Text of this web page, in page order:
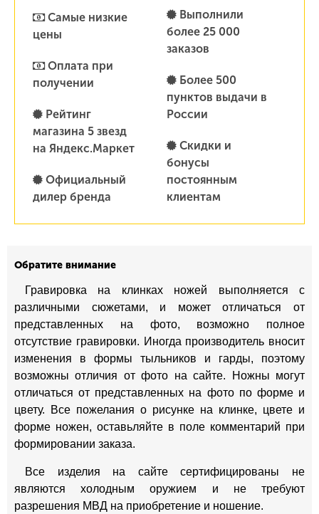
Самые низкие
цены
Оплата при
получении
Рейтинг
магазина 5 звезд
на Яндекс.Маркет
Официальный
дилер бренда
Выполнили
более 25 000
заказов
Более 500
пунктов выдачи в
России
Скидки и
бонусы
постоянным
клиентам
Обратите внимание
Гравировка на клинках ножей выполняется с
различными сюжетами, и может отличаться от
представленных на фото, возможно полное
отсутствие гравировки. Иногда производитель вносит
изменения в формы тыльников и гарды, поэтому
возможны отличия от фото на сайте. Ножны могут
отличаться от представленных на фото по форме и
цвету. Все пожелания о рисунке на клинке, цвете и
форме ножен, оставьляйте в поле комментарий при
формировании заказа.
Все изделия на сайте сертифицированы не
являются холодным оружием и не требуют
разрешения МВД на приобретение и ношение.